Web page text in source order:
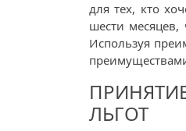
для тех, кто
шести
Используя
ЛЬГОТ